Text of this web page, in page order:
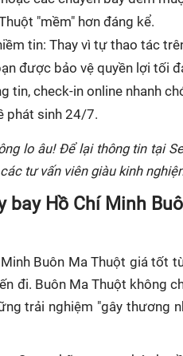
"mềm" hơn đáng kể.
tin: Thay vì tự thao tác
được bảo vệ quyền lợi tối
tin, check-in online nhanh
phát sinh 24/7.
lo âu! Để lại thông tin tại
tư vấn viên giàu kinh
bay Hồ Chí Minh
Buôn Ma Thuột giá tốt
đi. Buôn Ma Thuột không
trải nghiệm "gây thương